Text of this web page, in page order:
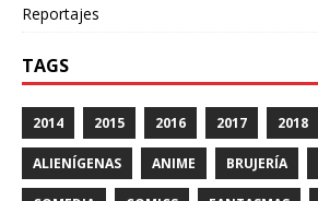
Reportajes
TAGS
2014 2015 2016 2017 2018
ALIENÍGENAS ANIME BRUJERÍA